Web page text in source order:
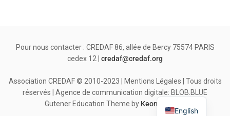
Pour nous contacter : CREDAF 86, allée de Bercy 75574 PARIS
cedex 12 | credaf@credaf.org
Association CREDAF © 2010-2023 | Mentions Légales | Tous droits
réservés | Agence de communication digitale: BLOB.BLUE
Gutener Education Theme by Keon Themes
English